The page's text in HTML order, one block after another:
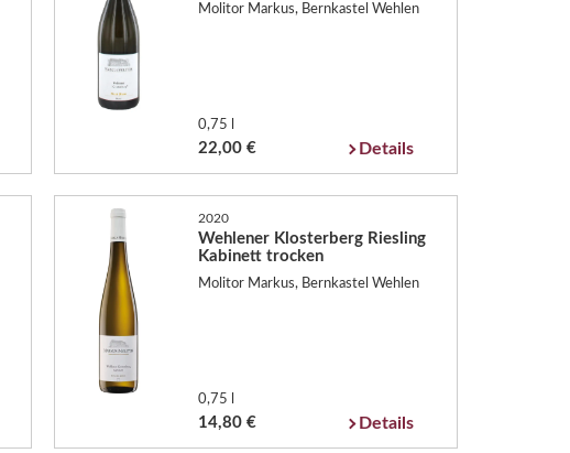
Molitor Markus, Bernkastel Wehlen
0,75 l
22,00 € Details
2020
Wehlener Klosterberg Riesling
Kabinett trocken
Molitor Markus, Bernkastel Wehlen
0,75 l
14,80 € Details